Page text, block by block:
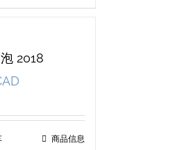
2018
商品信息